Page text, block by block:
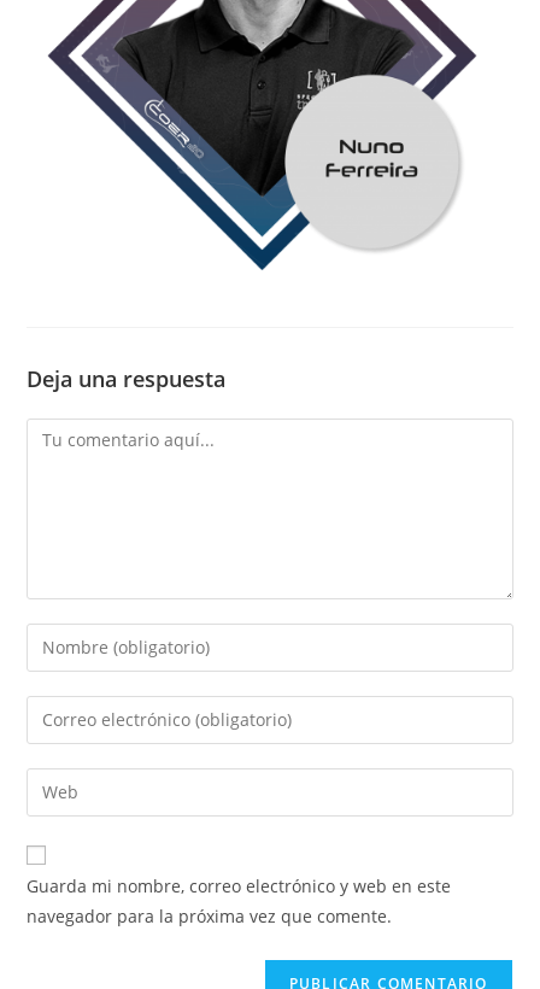
Deja una respuesta
Guarda mi nombre, correo electrónico y web en este
navegador para la próxima vez que comente.